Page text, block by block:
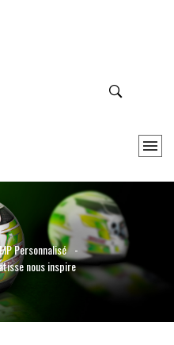
Personnalisé -
nous inspire